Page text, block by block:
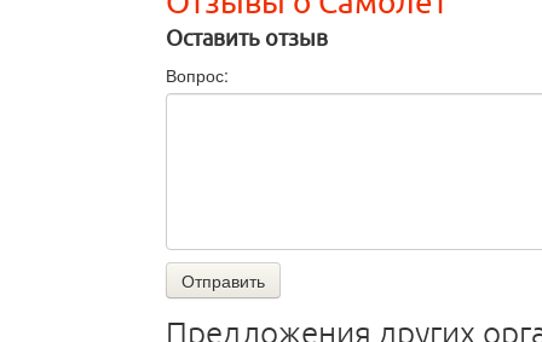
Оставить отзыв
Вопрос:
Отправить
Предложения других